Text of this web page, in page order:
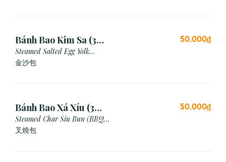
Bánh Bao Kim Sa (3
Cái)
Steamed Salted Egg Yolk
Custard Bun
金沙包
50.000₫
Bánh Bao Xá Xíu (3
Cái)
Steamed Char Siu Bun (BBQ
Pork Bun)
叉燒包
50.000₫